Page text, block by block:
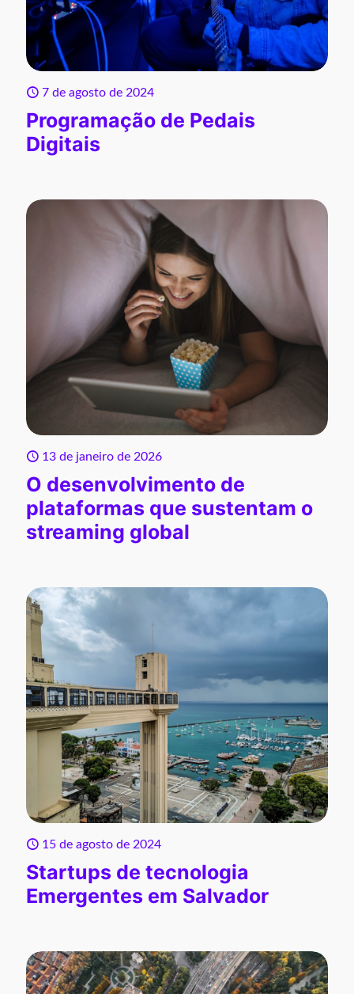
7 de agosto de 2024
Programação de Pedais
Digitais
13 de janeiro de 2026
O desenvolvimento de
plataformas que sustentam o
streaming global
15 de agosto de 2024
Startups de tecnologia
Emergentes em Salvador